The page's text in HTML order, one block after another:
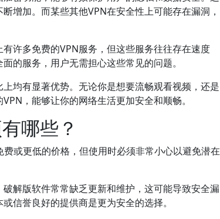
增加。而某些其他VPN在安全性上可能存在漏洞，
许多免费的VPN服务，但这些服务往往存在速度
的服务，用户无需担心这些常见的问题。
均有显著优势。无论你是想要流畅观看视频，还是
，能够让你的网络生活更加安全和顺畅。
哪些？
或更低的价格，但使用时必须非常小心以避免潜在
解版软件常常缺乏更新和维护，这可能导致安全漏
信誉良好的提供商是更为安全的选择。